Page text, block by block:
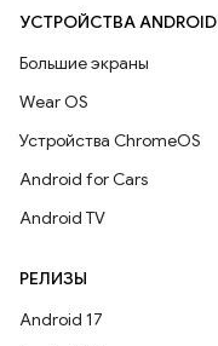
УСТРОЙСТВА ANDROID
Большие экраны
Wear OS
Устройства ChromeOS
Android for Cars
Android TV
РЕЛИЗЫ
Android 17